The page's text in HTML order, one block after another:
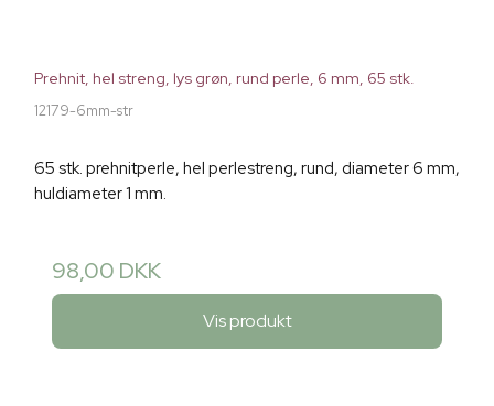
Prehnit, hel streng, lys grøn, rund perle, 6 mm, 65 stk.
12179-6mm-str
65 stk. prehnitperle, hel perlestreng, rund, diameter 6 mm,
huldiameter 1 mm.
98,00 DKK
Vis produkt